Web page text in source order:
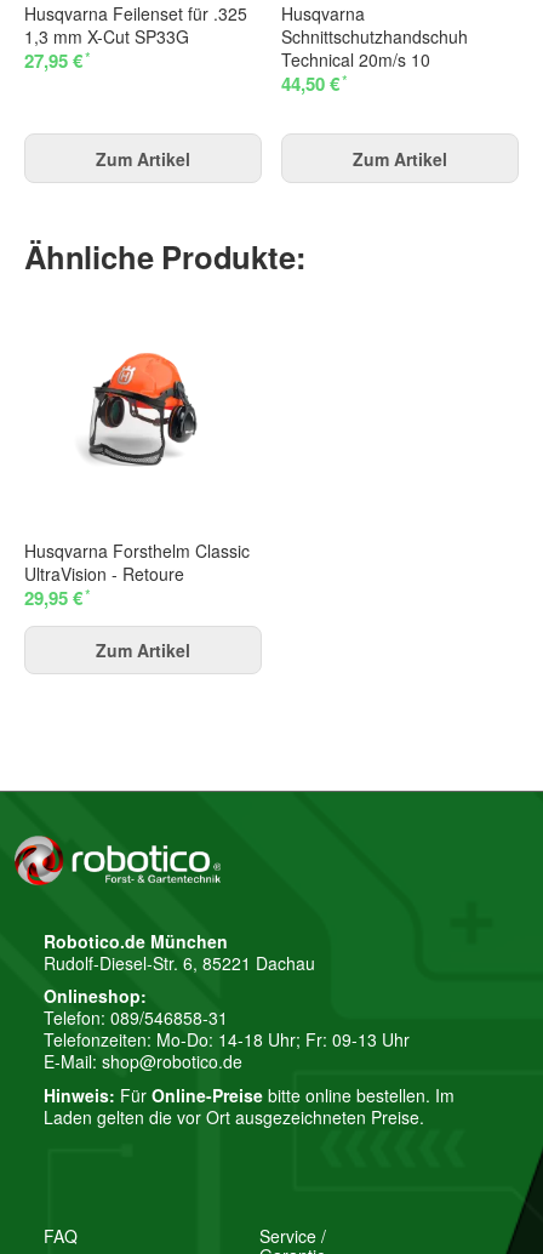
Husqvarna Feilenset für .325
1,3 mm X-Cut SP33G
27,95 €*
Zum Artikel
Husqvarna
Schnittschutzhandschuh
Technical 20m/s 10
44,50 €*
Zum Artikel
Ähnliche Produkte:
Husqvarna Forsthelm Classic
UltraVision - Retoure
29,95 €*
Zum Artikel
FAQ
Service /
Robotico.de München
Rudolf-Diesel-Str. 6, 85221 Dachau
Onlineshop:
Telefon: 089/546858-31
Telefonzeiten: Mo-Do: 14-18 Uhr; Fr: 09-13 Uhr
E-Mail: shop@robotico.de
Hinweis: Für Online-Preise bitte online bestellen. Im
Laden gelten die vor Ort ausgezeichneten Preise.